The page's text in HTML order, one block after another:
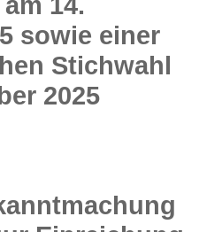
sowie einer
Stichwahl
2025